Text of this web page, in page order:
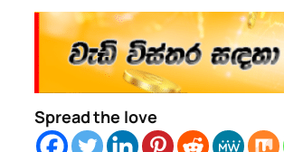
Spread the love